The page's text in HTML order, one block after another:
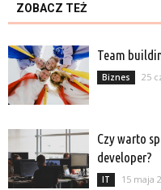
ZOBACZ TEŻ
Team
Biznes 25
Czy warto
developer?
IT 15 maja